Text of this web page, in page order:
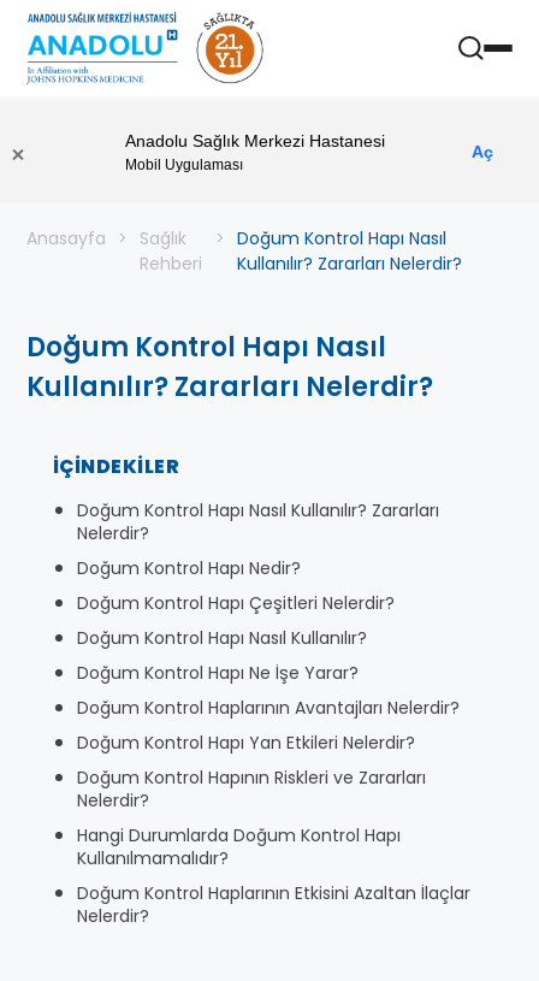
Anadolu Sağlık Merkezi Hastanesi
Mobil Uygulaması
Aç
Anasayfa
Sağlık
Rehberi
Doğum Kontrol Hapı Nasıl
Kullanılır? Zararları Nelerdir?
Doğum Kontrol Hapı Nasıl
Kullanılır? Zararları Nelerdir?
İÇINDEKILER
Doğum Kontrol Hapı Nasıl Kullanılır? Zararları
Nelerdir?
Doğum Kontrol Hapı Nedir?
Doğum Kontrol Hapı Çeşitleri Nelerdir?
Doğum Kontrol Hapı Nasıl Kullanılır?
Doğum Kontrol Hapı Ne İşe Yarar?
Doğum Kontrol Haplarının Avantajları Nelerdir?
Doğum Kontrol Hapı Yan Etkileri Nelerdir?
Doğum Kontrol Hapının Riskleri ve Zararları
Nelerdir?
Hangi Durumlarda Doğum Kontrol Hapı
Kullanılmamalıdır?
Doğum Kontrol Haplarının Etkisini Azaltan İlaçlar
Nelerdir?